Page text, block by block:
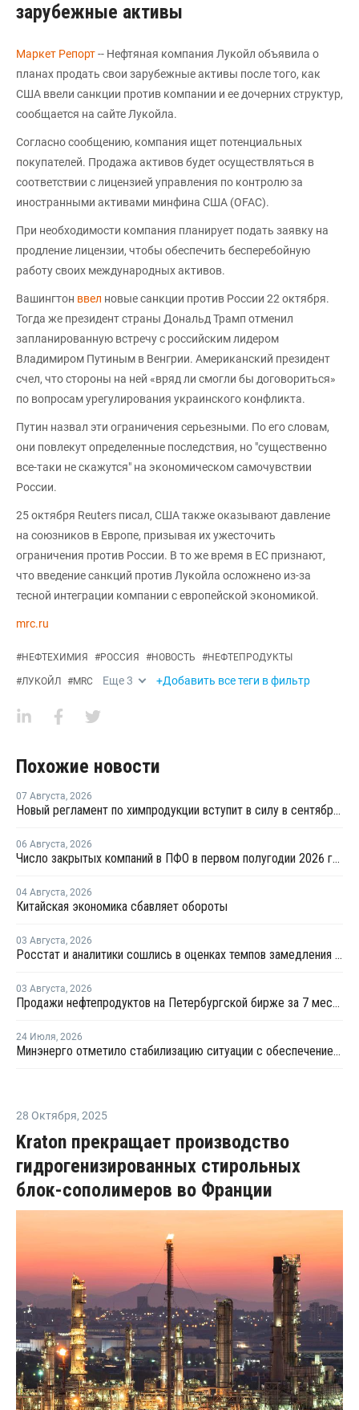
зарубежные активы
Маркет Репорт-- Нефтяная компания Лукойл объявила о
планах продать свои зарубежные активы после того, как
США ввели санкции против компании и ее дочерних структур,
сообщается на сайте Лукойла.
Согласно сообщению, компания ищет потенциальных
покупателей. Продажа активов будет осуществляться в
соответствии с лицензией управления по контролю за
иностранными активами минфина США (OFAC).
При необходимости компания планирует подать заявку на
продление лицензии, чтобы обеспечить бесперебойную
работу своих международных активов.
Вашингтон ввел новые санкции против России 22 октября.
Тогда же президент страны Дональд Трамп отменил
запланированную встречу с российским лидером
Владимиром Путиным в Венгрии. Американский президент
счел, что стороны на ней «вряд ли смогли бы договориться»
по вопросам урегулирования украинского конфликта.
Путин назвал эти ограничения серьезными. По его словам,
они повлекут определенные последствия, но "существенно
все-таки не скажутся" на экономическом самочувствии
России.
25 октября Reuters писал, США также оказывают давление
на союзников в Европе, призывая их ужесточить
ограничения против России. В то же время в ЕС признают,
что введение санкций против Лукойла осложнено из-за
тесной интеграции компании с европейской экономикой.
mrc.ru
#НЕФТЕХИМИЯ #РОССИЯ #НОВОСТЬ #НЕФТЕПРОДУКТЫ
#ЛУКОЙЛ #MRC Еще3 +Добавить все теги в фильтр
Похожие новости
07 Августа, 2026
Новый регламент по химпродукции вступит в силу в сентябре 2027 года
06 Августа, 2026
Число закрытых компаний в ПФО в первом полугодии 2026 года вдвое превысило число новых
04 Августа, 2026
Китайская экономика сбавляет обороты
03 Августа, 2026
Росстат и аналитики сошлись в оценках темпов замедления экономики
03 Августа, 2026
Продажи нефтепродуктов на Петербургской бирже за 7 месяцев снизились на 11,2%, в июле – на 35,6%
24 Июля, 2026
Минэнерго отметило стабилизацию ситуации с обеспечением топливом в ряде регионов
28 Октября, 2025
Kraton прекращает производство
гидрогенизированных стирольных
блок-сополимеров во Франции